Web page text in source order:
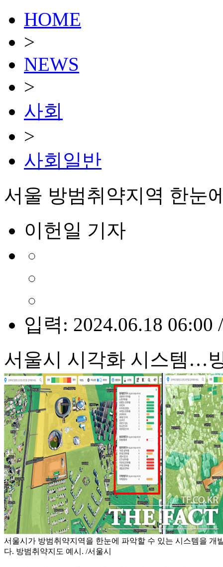
HOME
>
NEWS
>
사회
>
사회일반
서울 방범취약지역 한눈
이헌일 기자
입력: 2024.06.18 06:00
서울시 시각화 시스템…
서울시가 방범취약지역을 한눈에 파악할 수 있는 시스템을 개
다. 방범취약지도 예시. /서울시